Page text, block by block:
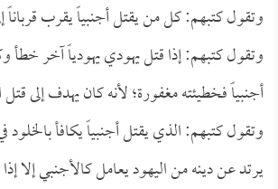
وتقول كتبهم: كل من يقتل أجنبياً يقرب قرباناً
وتقول كتبهم: إذا قتل يهودي يهودياً آخر خطأ
أجنبياً فخطيئته مغفورة؛ لأنه كان يهدف إلى
وتقول كتبهم: الذي يقتل أجنبياً يكافأ
يرتد عن دينه من اليهود يعامل كالأجنبي إلا